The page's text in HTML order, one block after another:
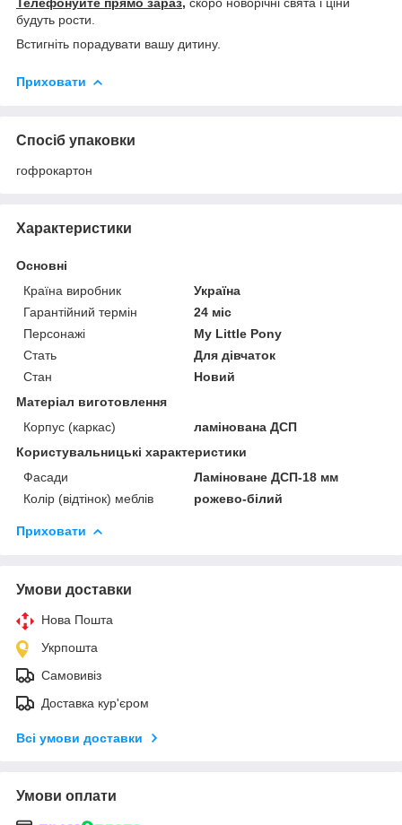
будуть рости.
Встигніть порадувати вашу дитину.
Приховати
Спосіб упаковки
гофрокартон
Характеристики
Основні
Країна виробник
Україна
Гарантійний термін
24 міс
Персонажі
My Little Pony
Стать
Для дівчаток
Стан
Новий
Матеріал виготовлення
Корпус (каркас)
ламінована ДСП
Користувальницькі характеристики
Фасади
Ламіноване ДСП-18 мм
Колір (відтінок) меблів
рожево-білий
Приховати
Умови доставки
Нова Пошта
Укрпошта
Самовивіз
Доставка кур'єром
Всі умови доставки
Умови оплати